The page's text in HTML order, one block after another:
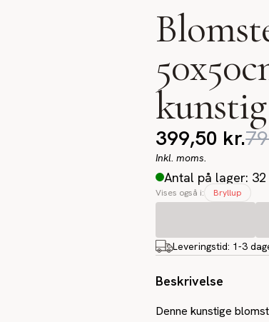
399,50 kr.
Inkl. moms.
Antal på lager: 32
Vises også i: Bryllup
Leveringstid: 1-3
Beskrivelse
Denne kunstige